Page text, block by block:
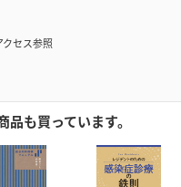
セス参照
も買っています。